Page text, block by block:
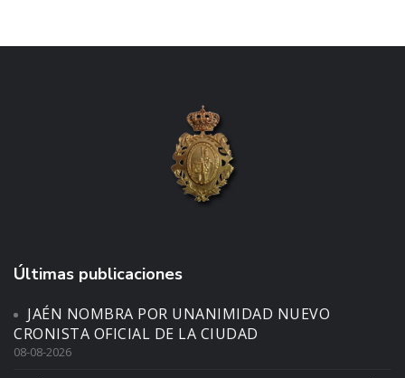
Últimas publicaciones
JAÉN NOMBRA POR UNANIMIDAD NUEVO
CRONISTA OFICIAL DE LA CIUDAD
08-08-2026